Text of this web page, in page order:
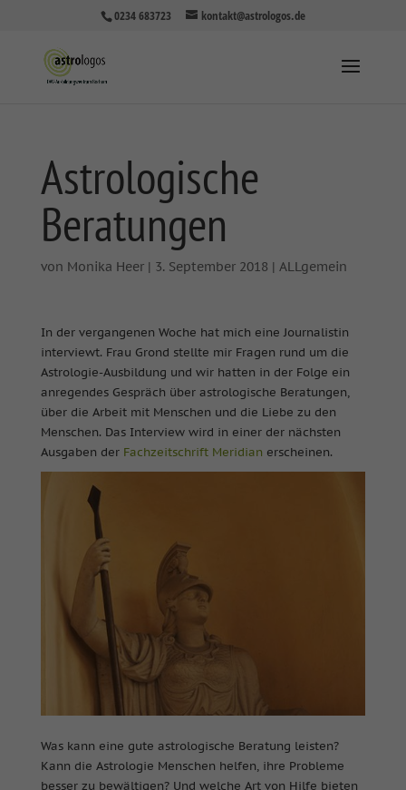
0234 683723 kontakt@astrologos.de
Astrologische
Beratungen
von Monika Heer| 3. September 2018 | ALLgemein
In der vergangenen Woche hat mich eine Journalistin
interviewt. Frau Grond stellte mir Fragen rund um die
Astrologie-Ausbildung und wir hatten in der Folge ein
anregendes Gespräch über astrologische Beratungen,
über die Arbeit mit Menschen und die Liebe zu den
Menschen. Das Interview wird in einer der nächsten
Ausgaben der Fachzeitschrift Meridian erscheinen.
Was kann eine gute astrologische Beratung leisten?
Kann die Astrologie Menschen helfen, ihre Probleme
besser zu bewältigen? Und welche Art von Hilfe bieten